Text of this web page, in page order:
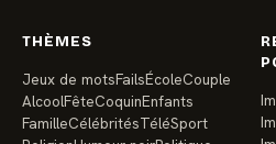
THÈMES
Jeux de motsFailsÉcoleCouple
AlcoolFêteCoquinEnfants
FamilleCélébritésTéléSport